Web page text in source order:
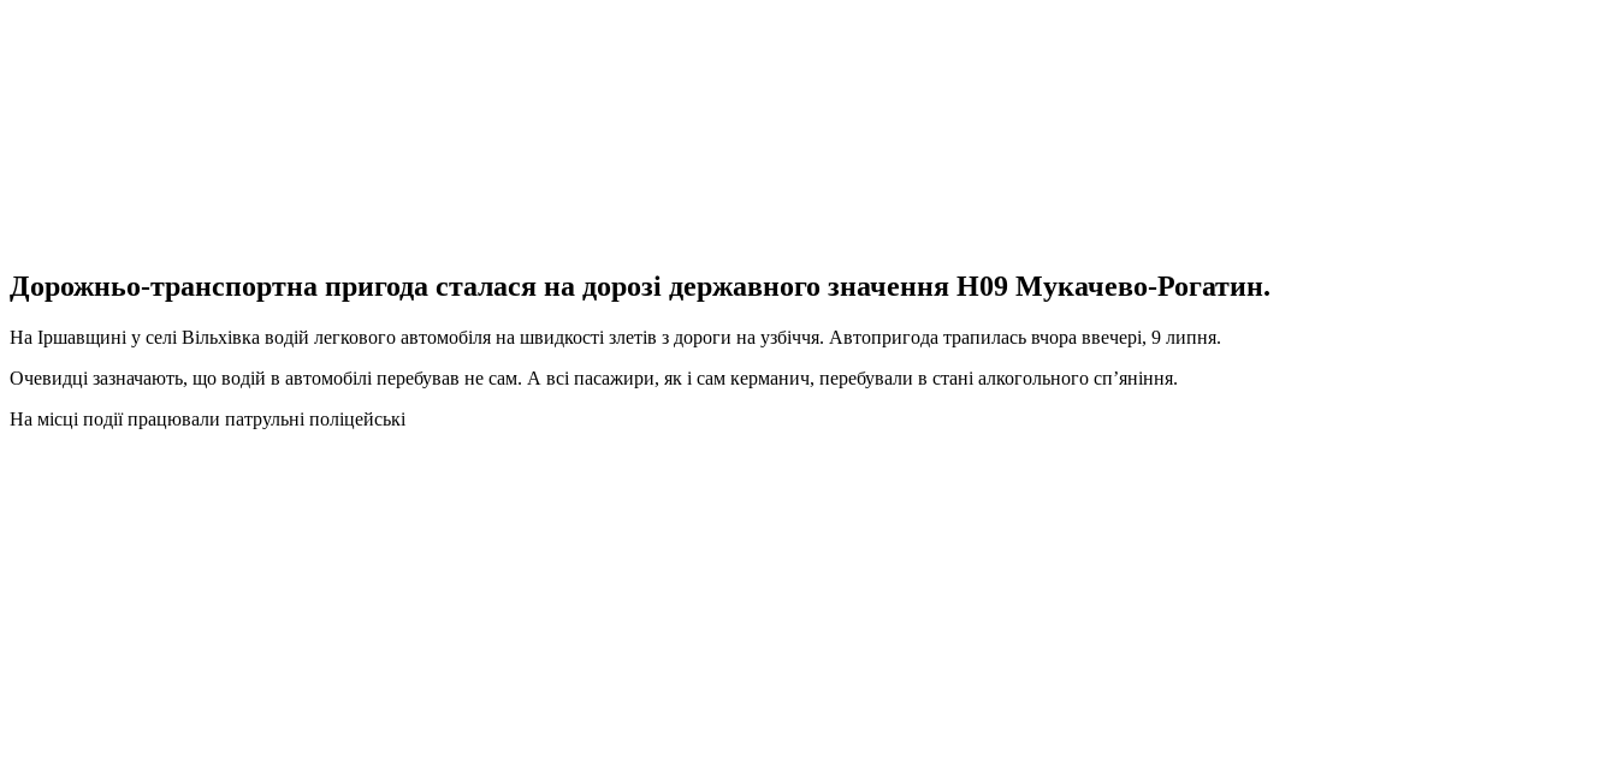
Дорожньо-транспортна пригода сталася на дорозі державного значення Н09 Мукачево-Рогатин.
На Іршавщині у селі Вільхівка водій легкового автомобіля на швидкості злетів з дороги на узбіччя. Автопригода трапилась вчора ввечері, 9 липня.
Очевидці зазначають, що водій в автомобілі перебував не сам. А всі пасажири, як і сам керманич, перебували в стані алкогольного сп’яніння.
На місці події працювали патрульні поліцейські